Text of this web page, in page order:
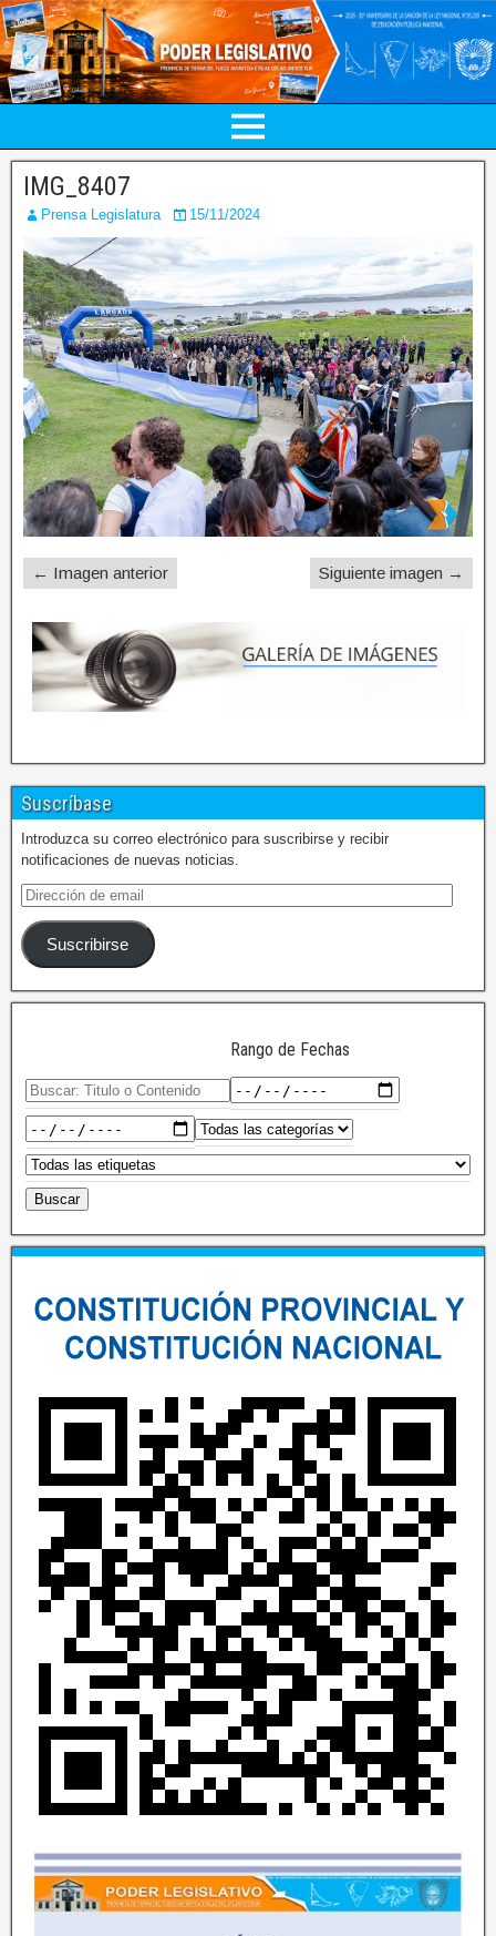
IMG_8407
Prensa Legislatura 15/11/2024
← Imagen anterior Siguiente imagen →
Suscríbase
Introduzca su correo electrónico para suscribirse y recibir
notificaciones de nuevas noticias.
Suscribirse
Rango de Fechas